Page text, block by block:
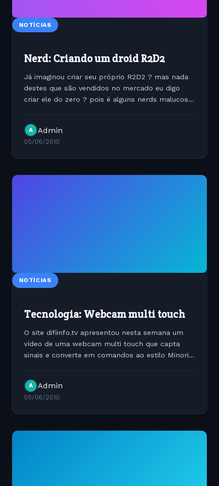
NOTÍCIAS
Nerd: Criando um droid R2D2
Já imaginou criar seu próprio R2D2 ? mas nada
destes que são vendidos no mercado eu digo
criar ele do zero ? pois é alguns nerds malucos
A Admin
05/06/2010
NOTÍCIAS
Tecnologia: Webcam multi touch
O site difiinfo.tv apresentou nesta semana um
vídeo de uma webcam multi touch que capta
sinais e converte em comandos ao estilo Minority
A Admin
05/06/2010